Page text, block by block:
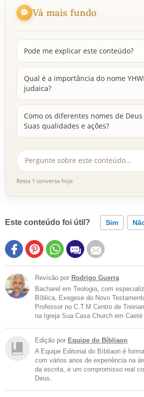
Vá mais fundo
Pode me explicar este conteúdo?
Qual é a importância do nome
judaica?
Como os diferentes nomes de
Suas qualidades e ações?
Resta 1 conversa hoje
Este conteúdo foi útil? Sim
Revisão por Rodrigo Guerra
Bacharel em Teologia, com
Bíblica, Exegese do Novo
Professor no C.T.M Centro de
na Igreja Sua Casa Church em
Edição por Equipe do Bíbliaon
A Equipe Editorial do Bíbliaon é
com vários anos de experiência na
da escrita, e um compromisso real
Deus.